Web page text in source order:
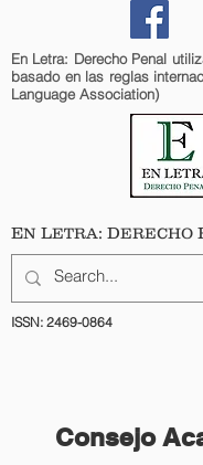
En Letra: Derecho Penal
basado en las reglas
Language Association)
EN LETRA: DERECHO
ISSN: 2469-0864
Consejo